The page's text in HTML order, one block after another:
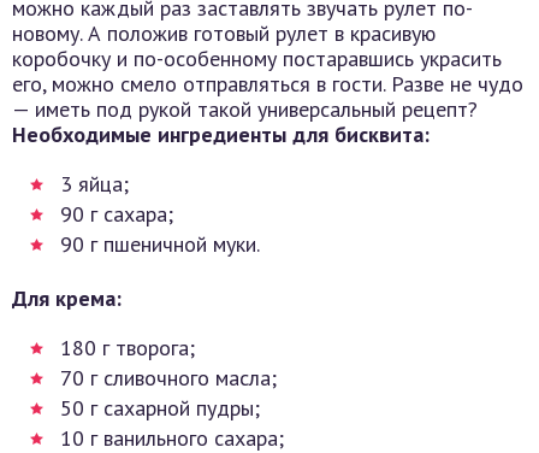
можно каждый раз заставлять звучать рулет по-
новому. А положив готовый рулет в красивую
коробочку и по-особенному постаравшись украсить
его, можно смело отправляться в гости. Разве не чудо
— иметь под рукой такой универсальный рецепт?
Необходимые ингредиенты для бисквита:
3 яйца;
90 г сахара;
90 г пшеничной муки.
Для крема:
180 г творога;
70 г сливочного масла;
50 г сахарной пудры;
10 г ванильного сахара;